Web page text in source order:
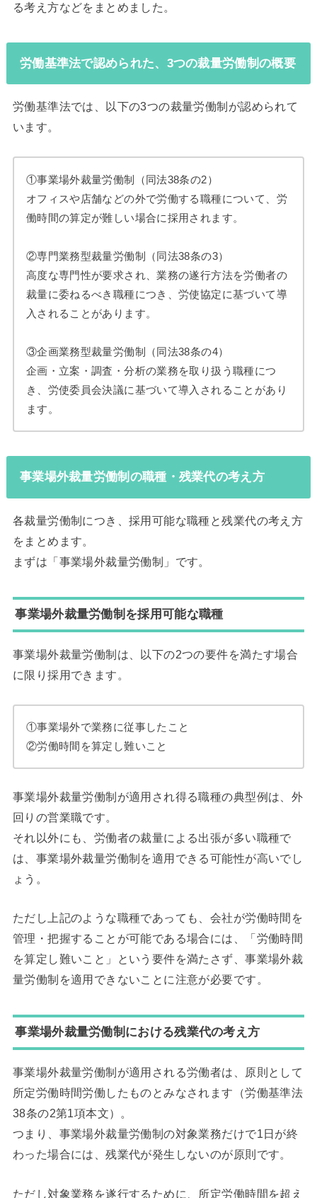
る考え方などをまとめました。
労働基準法で認められた、3つの裁量労働制の概要
労働基準法では、以下の3つの裁量労働制が認められて
います。
①事業場外裁量労働制（同法38条の2）
オフィスや店舗などの外で労働する職種について、労
働時間の算定が難しい場合に採用されます。
②専門業務型裁量労働制（同法38条の3）
高度な専門性が要求され、業務の遂行方法を労働者の
裁量に委ねるべき職種につき、労使協定に基づいて導
入されることがあります。
③企画業務型裁量労働制（同法38条の4）
企画・立案・調査・分析の業務を取り扱う職種につ
き、労使委員会決議に基づいて導入されることがあり
ます。
事業場外裁量労働制の職種・残業代の考え方
各裁量労働制につき、採用可能な職種と残業代の考え方
をまとめます。
まずは「事業場外裁量労働制」です。
事業場外裁量労働制を採用可能な職種
事業場外裁量労働制は、以下の2つの要件を満たす場合
に限り採用できます。
①事業場外で業務に従事したこと
②労働時間を算定し難いこと
事業場外裁量労働制が適用され得る職種の典型例は、外
回りの営業職です。
それ以外にも、労働者の裁量による出張が多い職種で
は、事業場外裁量労働制を適用できる可能性が高いでし
ょう。
ただし上記のような職種であっても、会社が労働時間を
管理・把握することが可能である場合には、「労働時間
を算定し難いこと」という要件を満たさず、事業場外裁
量労働制を適用できないことに注意が必要です。
事業場外裁量労働制における残業代の考え方
事業場外裁量労働制が適用される労働者は、原則として
所定労働時間労働したものとみなされます（労働基準法
38条の2第1項本文）。
つまり、事業場外裁量労働制の対象業務だけで1日が終
わった場合には、残業代が発生しないのが原則です。
ただし対象業務を遂行するために、所定労働時間を超え